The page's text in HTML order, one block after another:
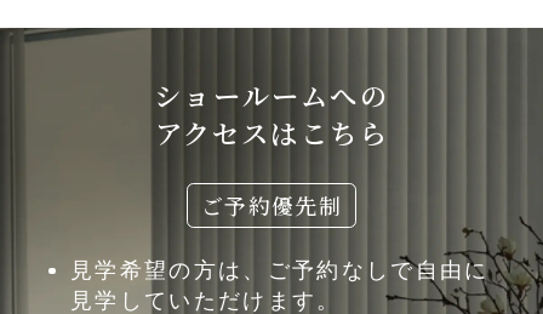
ショールームへの
アクセスはこちら
ご予約優先制
見学希望の方は、ご予約なしで自由に
見学していただけます。